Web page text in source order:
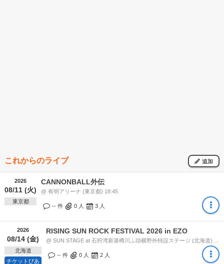
これからのライブ 追加
2026
08/11 (火)
東京都
CANNONBALL外伝
@ 有明アリーナ (東京都) 18:45
-- 件 0 人 3 人
2026
08/14 (金)
北海道
チケットぴあ
RISING SUN ROCK FESTIVAL 2026 in EZO
-- 件 0 人 2 人